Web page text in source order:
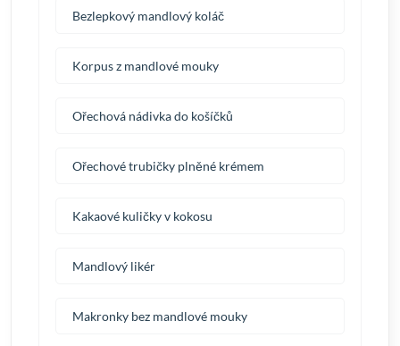
Bezlepkový mandlový koláč
Korpus z mandlové mouky
Ořechová nádivka do košíčků
Ořechové trubičky plněné krémem
Kakaové kuličky v kokosu
Mandlový likér
Makronky bez mandlové mouky